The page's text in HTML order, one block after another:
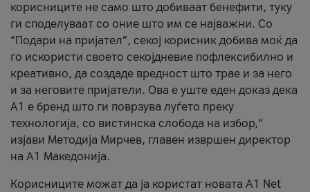
корисниците не само што добиваат бенефити, туку
ги споделуваат со оние што им се најважни. Со
“Подари на пријател”, секој корисник добива моќ да
го искористи своето секојдневие пофлексибилно и
креативно, да создаде вредност што трае и за него
и за неговите пријатели. Ова е уште еден доказ дека
А1 е бренд што ги поврзува луѓето преку
технологија, со вистинска слобода на избор,“
изјави Методија Мирчев, главен извршен директор
на А1 Македонија.
Корисниците можат да ја користат новата А1 Net